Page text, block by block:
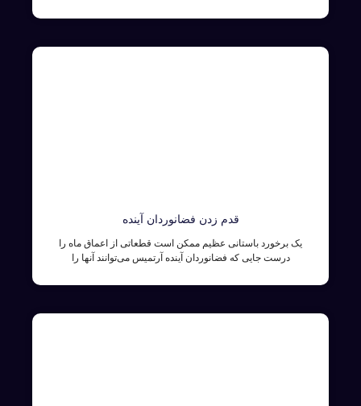
قدم زدن فضانوردان آینده
یک برخورد باستانی عظیم ممکن است قطعاتی از اعماق ماه را
درست جایی که فضانوردان آینده آرتمیس می‌توانند آنها را